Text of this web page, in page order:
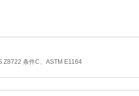
Z8722 条件C、ASTM E1164